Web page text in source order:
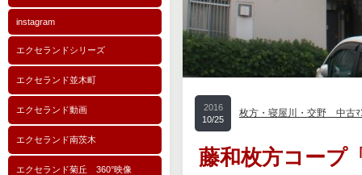
instagram
エクセランドシリーズ
エクセランド並木町
エクセランド動画
エクセランド南茨木
エクセランド菊丘 360°映像
2016
10/25
枚方・寝屋川・交野 中古ﾏ
藤和枚方コープ